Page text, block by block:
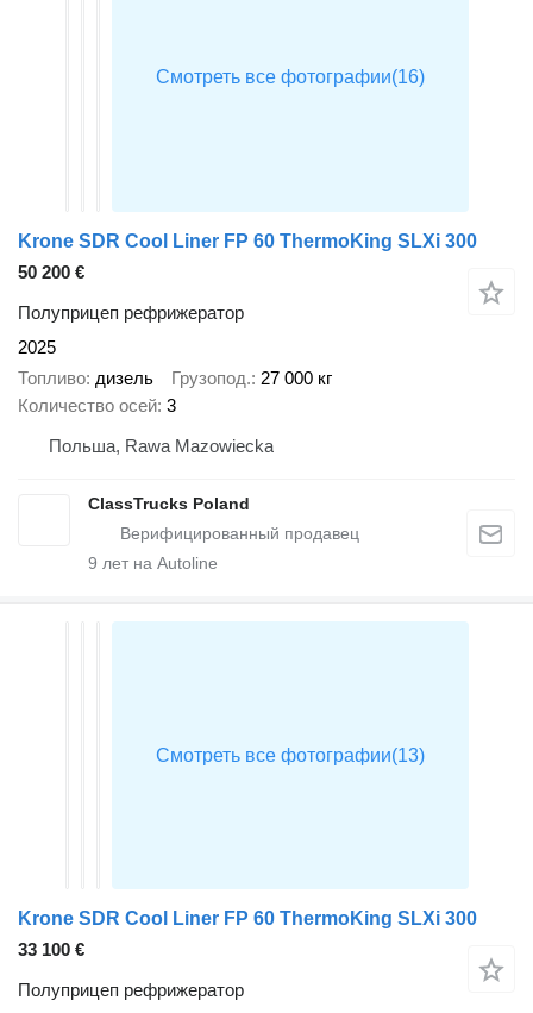
Krone SDR Cool Liner FP 60 ThermoKing SLXi 300
50 200 €
Полуприцеп рефрижератор
2025
Топливо дизель Грузопод. 27 000 кг
Количество осей 3
Польша, Rawa Mazowiecka
ClassTrucks Poland
9 лет на Autoline
Krone SDR Cool Liner FP 60 ThermoKing SLXi 300
33 100 €
Полуприцеп рефрижератор